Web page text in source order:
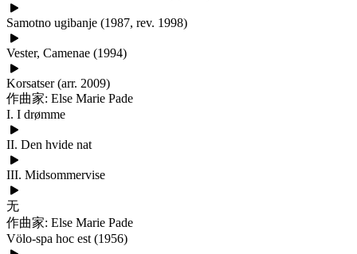
Samotno ugibanje (1987, rev. 1998)
Vester, Camenae (1994)
Korsatser (arr. 2009)
作曲家: Else Marie Pade
I. I drømme
II. Den hvide nat
III. Midsommervise
无
作曲家: Else Marie Pade
Völo-spa hoc est (1956)